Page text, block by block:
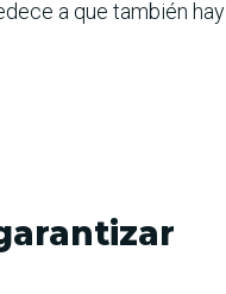
a que también hay